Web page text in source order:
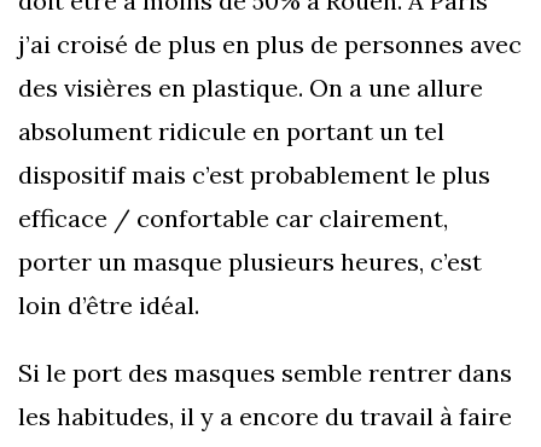
j’ai croisé de plus en plus de personnes avec
des visières en plastique. On a une allure
absolument ridicule en portant un tel
dispositif mais c’est probablement le plus
efficace / confortable car clairement,
porter un masque plusieurs heures, c’est
loin d’être idéal.
Si le port des masques semble rentrer dans
les habitudes, il y a encore du travail à faire